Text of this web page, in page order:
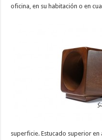
oficina, en su habitación o en
superficie.Estucado superior en